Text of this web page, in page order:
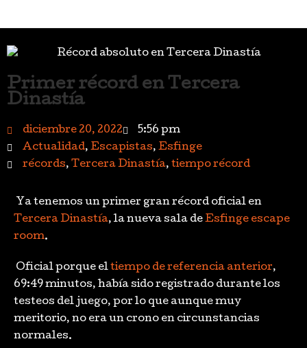
Primer récord en Tercera
Dinastía
diciembre 20, 2022
5:56 pm
Actualidad, Escapistas, Esfinge
récords, Tercera Dinastía, tiempo récord
Ya tenemos un primer gran récord oficial en
Tercera Dinastía, la nueva sala deEsfinge escape
room.
Oficial porque eltiempo de referencia anterior,
69:49 minutos, había sido registrado durante los
testeos del juego, por lo que aunque muy
meritorio, no era un crono en circunstancias
normales.